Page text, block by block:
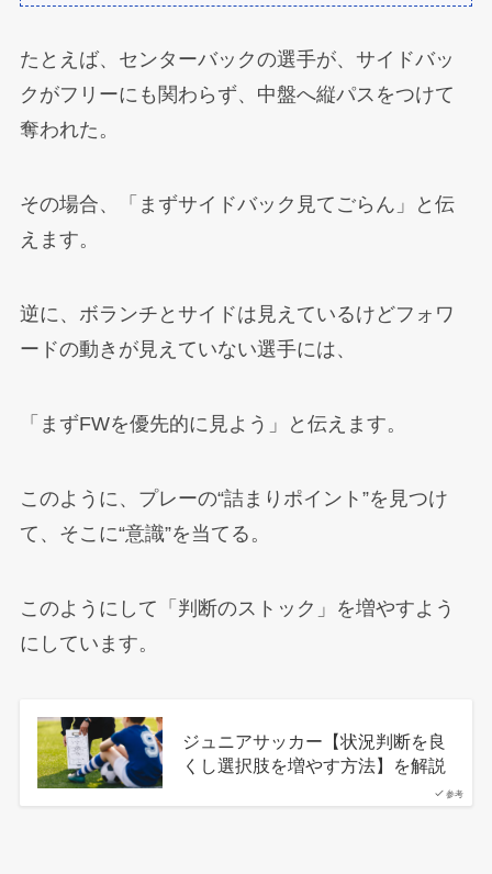
たとえば、センターバックの選手が、サイドバッ
クがフリーにも関わらず、中盤へ縦パスをつけて
奪われた。
その場合、「まずサイドバック見てごらん」と伝
えます。
逆に、ボランチとサイドは見えているけどフォワ
ードの動きが見えていない選手には、
「まずFWを優先的に見よう」と伝えます。
このように、プレーの“詰まりポイント”を見つけ
て、そこに“意識”を当てる。
このようにして「判断のストック」を増やすよう
にしています。
参考
ジュニアサッカー【状況判断を良
くし選択肢を増やす方法】を解説